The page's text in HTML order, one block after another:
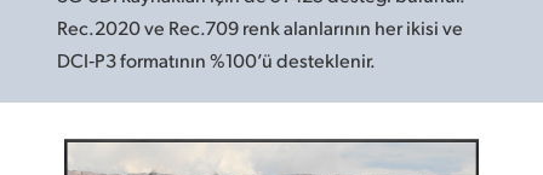
Rec.2020 ve Rec.709 renk alanlarının her ikisi ve
DCI‑P3 formatının %100’ü desteklenir.